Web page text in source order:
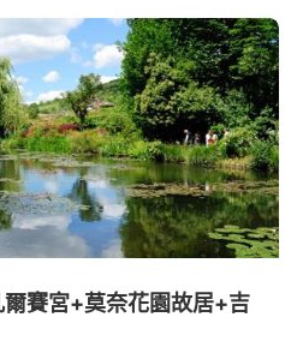
爾賽宮+莫奈花園故居+吉